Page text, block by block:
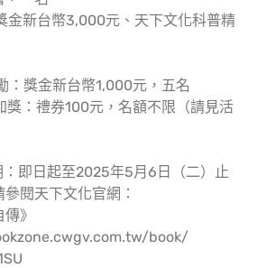
金新台幣3,000元、天下文化科普精
：獎金新台幣1,000元，五名
獎：禮券100元，名額不限（請見活
即日起至2025年5月6日（二）止
閱天下文化官網：
》
book/